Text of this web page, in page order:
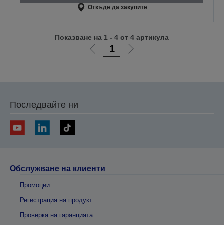
Откъде да закупите
Отиди
1
Отиди
Показване на 1 - 4 от 4 артикула
Последвайте ни
Обслужване на клиенти
Промоции
Регистрация на продукт
Проверка на гаранцията